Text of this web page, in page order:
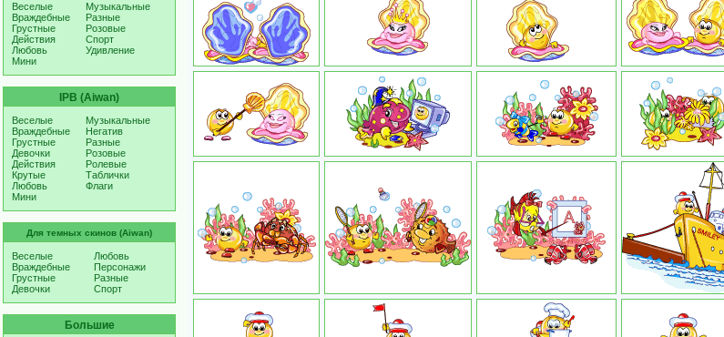
Веселые
Враждебные
Грустные
Действия
Любовь
Мини
Музыкальные
Разные
Розовые
Спорт
Удивление
IPB (Aiwan)
Веселые
Враждебные
Грустные
Девочки
Действия
Крутые
Любовь
Мини
Музыкальные
Негатив
Разные
Розовые
Ролевые
Таблички
Флаги
Для темных скинов (Aiwan)
Веселые
Враждебные
Грустные
Девочки
Любовь
Персонажи
Разные
Спорт
Большие